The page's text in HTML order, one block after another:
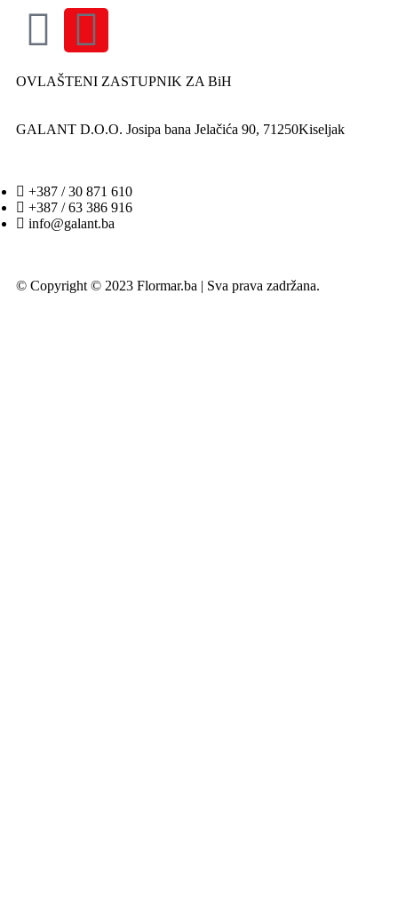
OVLAŠTENI ZASTUPNIK ZA BiH
GALANT D.O.O. Josipa bana Jelačića 90, 71250Kiseljak
+387 / 30 871 610
+387 / 63 386 916
info@galant.ba
© Copyright © 2023 Flormar.ba | Sva prava zadržana.